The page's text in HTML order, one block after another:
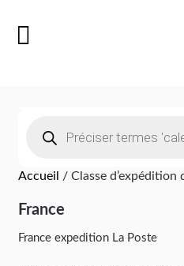
Accueil / Classe
France
France expedition La Poste